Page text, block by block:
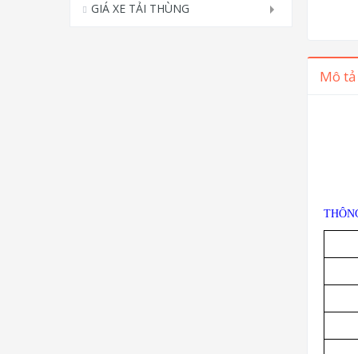
GIÁ XE TẢI THÙNG
Mô tả